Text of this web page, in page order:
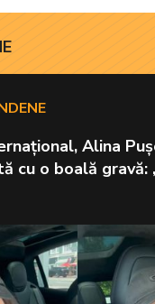
Alina
cu o boală gravă: